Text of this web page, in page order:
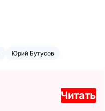
Юрий Бутусов
Читать